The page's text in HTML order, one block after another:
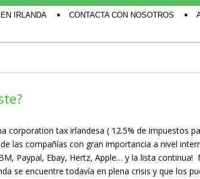
IRLANDA CONTACTA CON NOSOTROS
corporation tax irlandesa ( 12.5% de impuestos
las compañías con gran importancia a nivel
Paypal, Ebay, Hertz, Apple… y la lista continua!
se encuentre todavía en plena crisis y que los